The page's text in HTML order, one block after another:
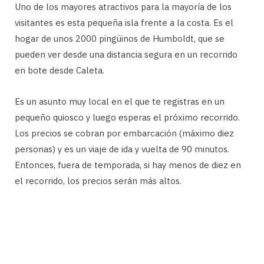
Uno de los mayores atractivos para la mayoría de los
visitantes es esta pequeña isla frente a la costa. Es el
hogar de unos 2000 pingüinos de Humboldt, que se
pueden ver desde una distancia segura en un recorrido
en bote desde Caleta.
Es un asunto muy local en el que te registras en un
pequeño quiosco y luego esperas el próximo recorrido.
Los precios se cobran por embarcación (máximo diez
personas) y es un viaje de ida y vuelta de 90 minutos.
Entonces, fuera de temporada, si hay menos de diez en
el recorrido, los precios serán más altos.